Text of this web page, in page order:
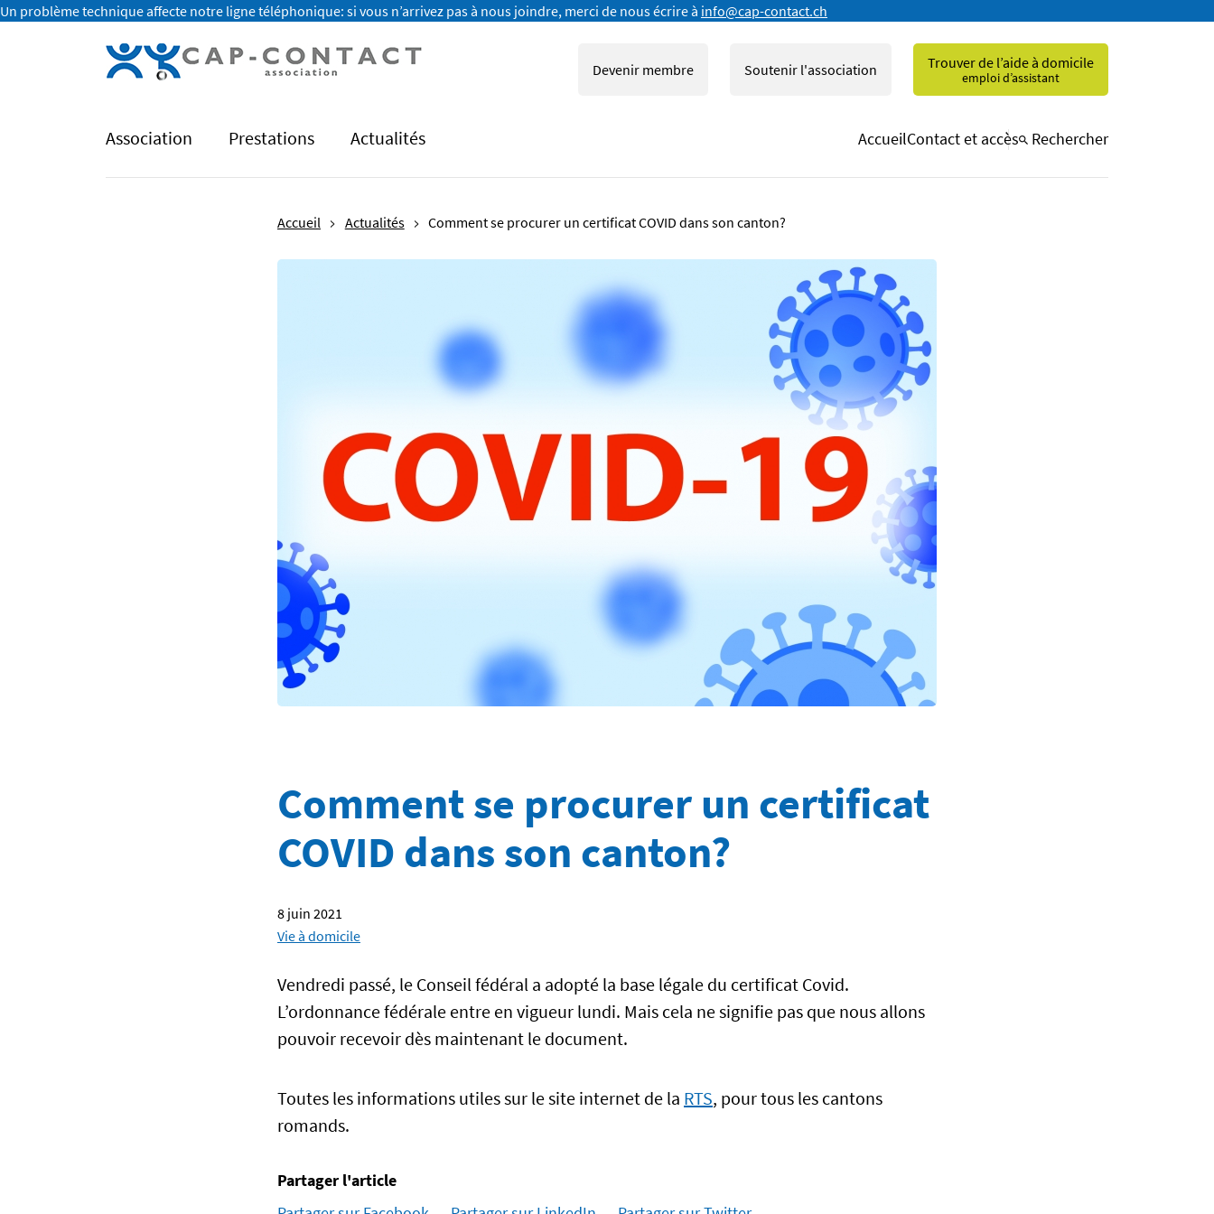
Un problème technique affecte notre ligne téléphonique: si vous n’arrivez pas à nous joindre, merci de nous écrire à info@cap-contact.ch
Devenir membre Soutenir l'association Trouver de l’aide à domicile
emploi d’assistant
Association Prestations Actualités AccueilContact et accès Rechercher
Accueil Actualités Comment se procurer un certificat COVID dans son canton?
Comment se procurer un certificat
COVID dans son canton?
8 juin 2021
Vie à domicile
Vendredi passé, le Conseil fédéral a adopté la base légale du certificat Covid.
L’ordonnance fédérale entre en vigueur lundi. Mais cela ne signifie pas que nous allons
pouvoir recevoir dès maintenant le document.
Toutes les informations utiles sur le site internet de la RTS, pour tous les cantons
romands.
Partager l'article